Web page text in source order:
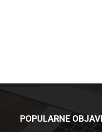
POPULARNE